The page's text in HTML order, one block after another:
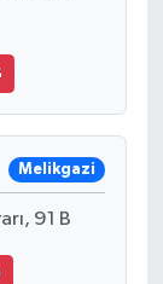
Melikgazi
91 B